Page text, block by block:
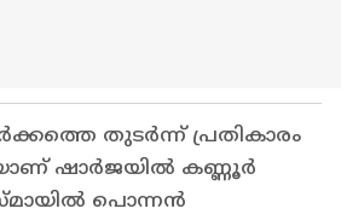
തുടർന്ന് പ്രതികാരം
ഷാർജയിൽ കണ്ണൂർ
പൊന്നൻ